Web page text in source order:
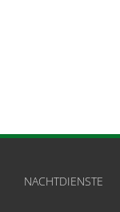
NACHTDIENSTE